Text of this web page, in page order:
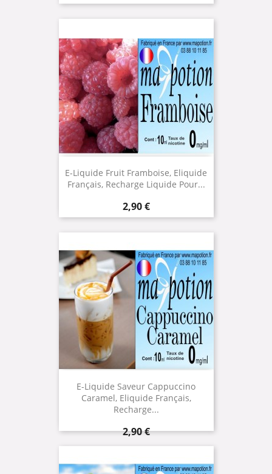
E-Liquide Fruit Framboise, Eliquide
Français, Recharge Liquide Pour...
Prix
2,90 €
E-Liquide Saveur Cappuccino
Caramel, Eliquide Français,
Recharge...
Prix
2,90 €